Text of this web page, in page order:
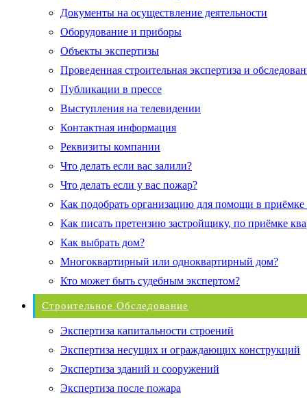
Документы на осуществление деятельности
Оборудование и приборы
Объекты экспертизы
Проведенная строительная экспертиза и
Публикации в прессе
Выступления на телевидении
Контактная информация
Реквизиты компании
Что делать если вас залили?
Что делать если у вас пожар?
Как подобрать организацию для помощи в приёмке
Как писать претензию застройщику, по приёмке
Как выбрать дом?
Многоквартирный или одноквартирный дом?
Кто может быть судебным экспертом?
Строительное Обследование
Экспертиза капитальности строений
Экспертиза несущих и ограждающих конструкций
Экспертиза зданий и сооружений
Экспертиза после пожара